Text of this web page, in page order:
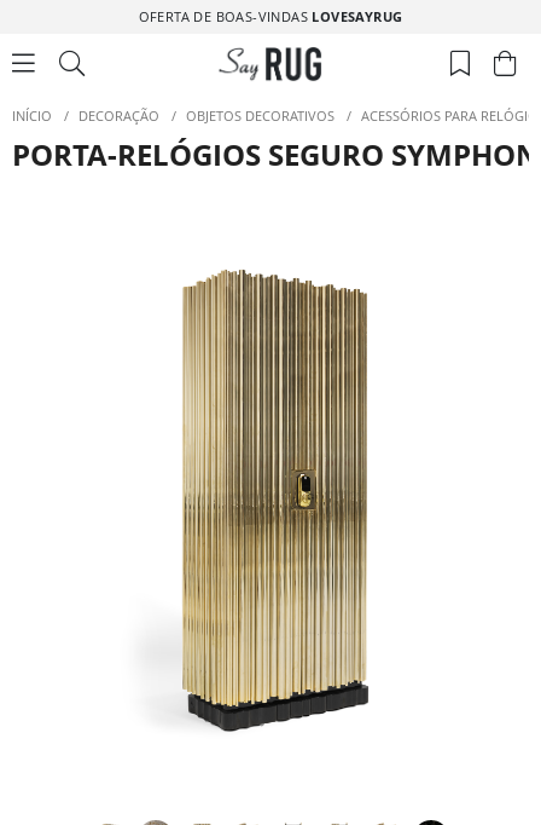
OFERTA DE BOAS-VINDAS LOVESAYRUG
INÍCIO / DECORAÇÃO / OBJETOS DECORATIVOS / ACESSÓRIOS PARA
PORTA-RELÓGIOS SEGURO